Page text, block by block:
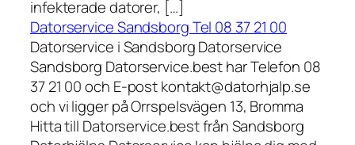
infekterade datorer, […]
Datorservice Sandsborg Tel 08 37 21 00
Datorservice i Sandsborg Datorservice
Sandsborg Datorservice.best har Telefon 08
37 21 00 och E-post kontakt@datorhjalp.se
och vi ligger på Orrspelsvägen 13, Bromma
Hitta till Datorservice.best från Sandsborg